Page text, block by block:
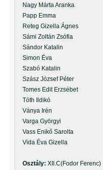
Nagy Márta Aranka
Papp Emma
Reteg Gizella Ágnes
Sámi Zoltán Zsófia
Sándor Katalin
Simon Éva
Szabó Katalin
Szász József Péter
Tomes Edit Erzsébet
Tóth Ildikó
Ványa Irén
Varga Györgyi
Vass Enikő Sarolta
Vida Éva Gizella
Osztály: XII.C(Fodor Ferenc)